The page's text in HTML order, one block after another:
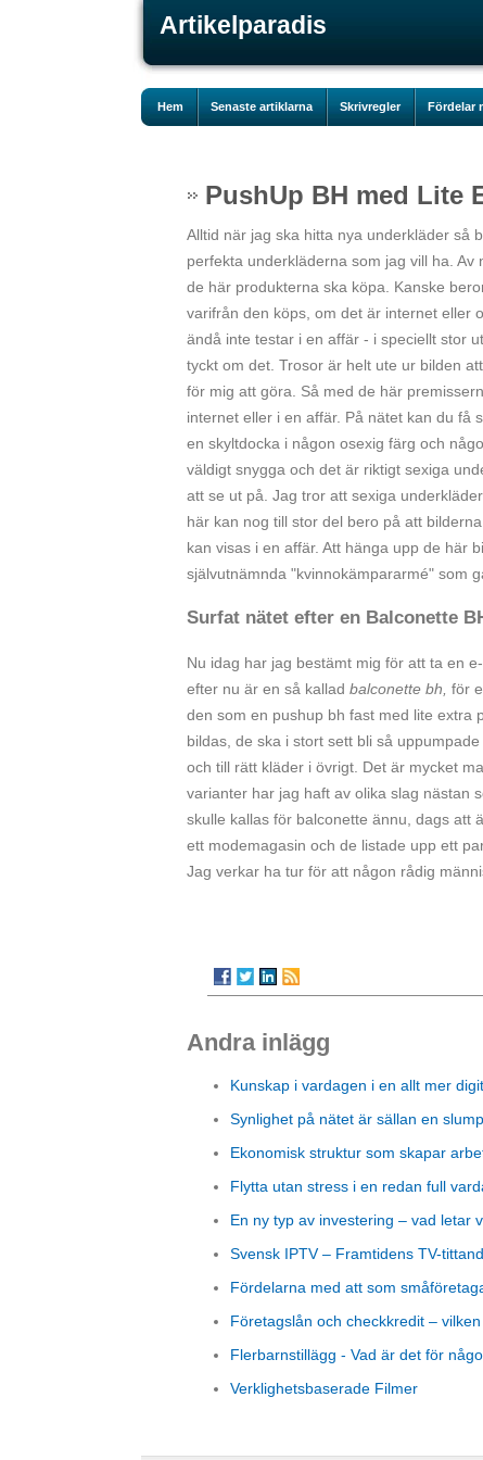
Artikelparadis
Hem Senaste artiklarna Skrivregler Fördelar
PushUp BH med Lite
Alltid när jag ska hitta nya underkläder så
perfekta underkläderna som jag vill ha.
de här produkterna ska köpa. Kanske
varifrån den köps, om det är internet eller
ändå inte testar i en affär - i speciellt stor
tyckt om det. Trosor är helt ute ur bilden
för mig att göra. Så med de här
internet eller i en affär. På nätet kan du få
en skyltdocka i någon osexig färg och
väldigt snygga och det är riktigt sexiga
att se ut på. Jag tror att sexiga
här kan nog till stor del bero på att
kan visas i en affär. Att hänga upp de här
självutnämnda "kvinnokämpararmé" som
Surfat nätet efter en Balconette
Nu idag har jag bestämt mig för att ta en
efter nu är en så kallad balconette bh, för
den som en pushup bh fast med lite extra
bildas, de ska i stort sett bli så
och till rätt kläder i övrigt. Det är mycket
varianter har jag haft av olika slag nästan
skulle kallas för balconette ännu, dags att
ett modemagasin och de listade upp ett
Jag verkar ha tur för att någon rådig
Andra inlägg
Kunskap i vardagen i en allt mer
Synlighet på nätet är sällan en slump
Ekonomisk struktur som skapar
Flytta utan stress i en redan full
En ny typ av investering – vad letar
Svensk IPTV – Framtidens TV-
Fördelarna med att som
Företagslån och checkkredit –
Flerbarnstillägg - Vad är det för
Verklighetsbaserade Filmer